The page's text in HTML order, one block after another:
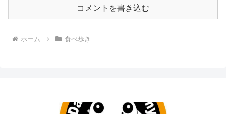
コメントを書き込む
ホーム 食べ歩き